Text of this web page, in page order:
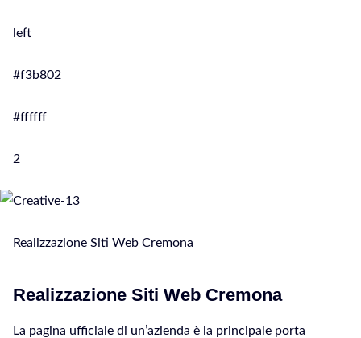
left
#f3b802
#ffffff
2
Realizzazione Siti Web Cremona
Realizzazione Siti Web Cremona
La pagina ufficiale di un’azienda è la principale porta